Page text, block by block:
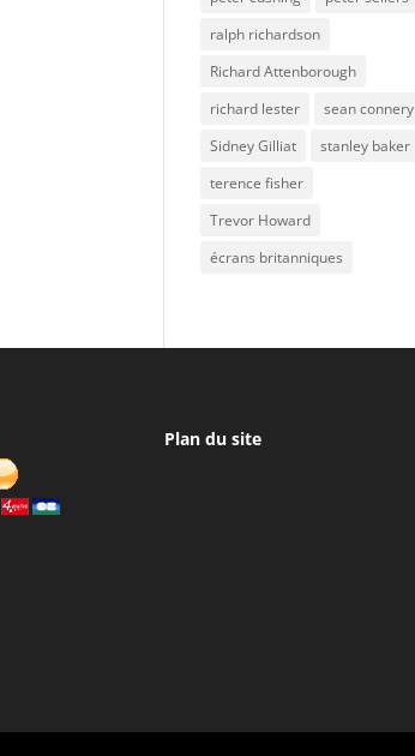
ralph richardson
Richard Attenborough
richard lester
sean connery
Sidney Gilliat
stanley baker
terence fisher
Trevor Howard
écrans britanniques
Plan du site